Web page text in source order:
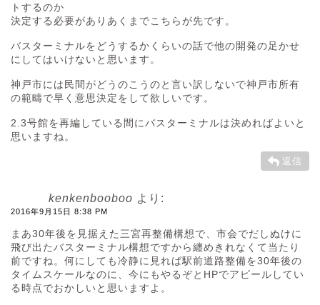
トするのか
決定する必要がありあくまでこちらが先です。
バスターミナルをどうするかくらいの話で他の開発の足かせ
にしてはいけないと思います。
神戸市には民間がどうのこうのと言い訳しないで神戸市所有
の範疇で早く意思決定をして欲しいです。
2.3号館を再編している間にバスターミナルは決めればよいと
思いますね。
返信
kenkenbooboo より:
2016年9月15日 8:38 PM
まあ30年後を見据えた三宮再整備構想で、市会でだしぬけに
飛び出たバスターミナル構想ですから纏めきれなくて当たり
前ですね。何にしても冷静に見れば駅前道路整備を30年後の
タイムスケールなのに、今にもやるぞとHPでアピールしてい
る時点でおかしいと思いますよ。